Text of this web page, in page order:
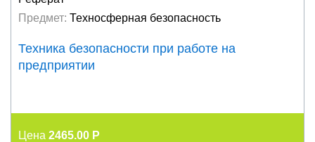
Реферат
Техника безопасности при работе на